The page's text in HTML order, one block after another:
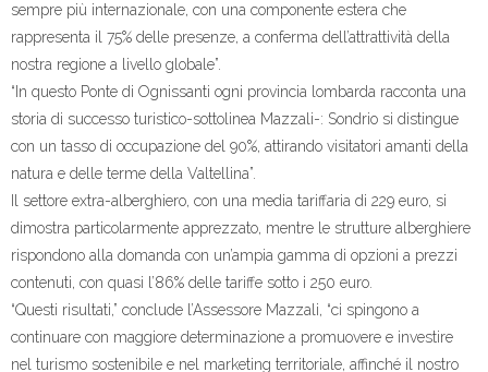
sempre più internazionale, con una componente estera che
rappresenta il 75% delle presenze, a conferma dell’attrattività della
nostra regione a livello globale”.
“In questo Ponte di Ognissanti ogni provincia lombarda racconta una
storia di successo turistico-sottolinea Mazzali-: Sondrio si distingue
con un tasso di occupazione del 90%, attirando visitatori amanti della
natura e delle terme della Valtellina”.
Il settore extra-alberghiero, con una media tariffaria di 229 euro, si
dimostra particolarmente apprezzato, mentre le strutture alberghiere
rispondono alla domanda con un’ampia gamma di opzioni a prezzi
contenuti, con quasi l’86% delle tariffe sotto i 250 euro.
“Questi risultati,” conclude l’Assessore Mazzali, “ci spingono a
continuare con maggiore determinazione a promuovere e investire
nel turismo sostenibile e nel marketing territoriale, affinché il nostro